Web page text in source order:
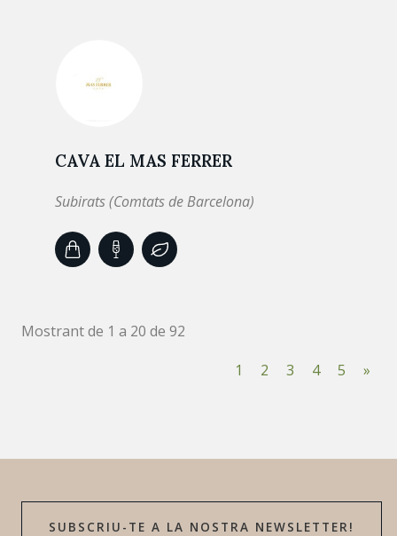
CAVA EL MAS FERRER
Subirats (Comtats de Barcelona)
Mostrant de 1 a 20 de 92
1
2 3 4 5 »
SUBSCRIU-TE A LA NOSTRA NEWSLETTER!